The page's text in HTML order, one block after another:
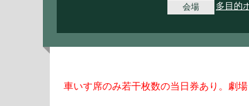
会場 多目的
車いす席のみ若干枚数の当日券あり。劇場